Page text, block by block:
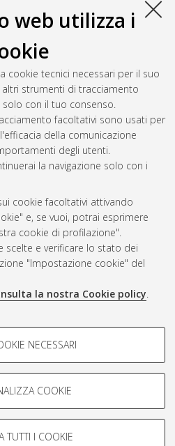
web utilizza i
cookie tecnici necessari per il suo
strumenti di tracciamento
con il tuo consenso.
facoltativi sono usati per
della comunicazione
degli utenti.
la navigazione solo con i
cookie facoltativi attivando
e, se vuoi, potrai esprimere
cookie di profilazione".
scelte e verificare lo stato dei
"Impostazione cookie" del
la nostra Cookie policy.
-
analizzare le caratteristiche della
profili in base al loro comportamento
NECESSARI
COOKIE
TUTTI I COOKIE
inPedagogia, 25 Ciclo. DOI
La città divisa. Conflittualità,
thesis], Alma Mater
Dottorato di ricerca in
unibo/amsdottorato/5463.
ilFri Aug 7 20:38:07 2026 CEST